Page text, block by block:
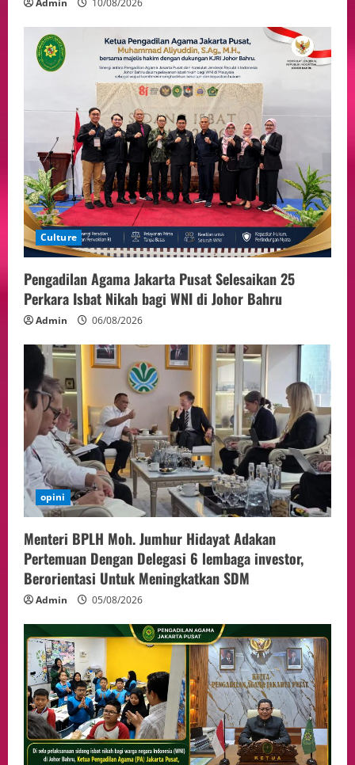
Admin 10/08/2026
Culture
Pengadilan Agama Jakarta Pusat Selesaikan 25
Perkara Isbat Nikah bagi WNI di Johor Bahru
Admin 06/08/2026
opini
Menteri BPLH Moh. Jumhur Hidayat Adakan
Pertemuan Dengan Delegasi 6 lembaga investor,
Berorientasi Untuk Meningkatkan SDM
Admin 05/08/2026